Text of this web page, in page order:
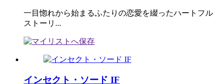
一目惚れから始まるふたりの恋愛を綴ったハートフル
ストーリ...
インセクト・ソード IF